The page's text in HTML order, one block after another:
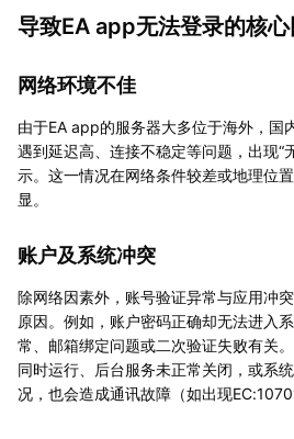
导致EA app无法登录的核
网络环境不佳
由于EA app的服务器大多位于海外，国
遇到延迟高、连接不稳定等问题，出现“
示。这一情况在网络条件较差或地理位
显。
账户及系统冲突
除网络因素外，账号验证异常与应用冲
原因。例如，账户密码正确却无法进入
常、邮箱绑定问题或二次验证失败有关
同时运行、后台服务未正常关闭，或系
况，也会造成通讯故障（如出现